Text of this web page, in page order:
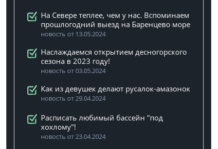
На Севере теплее, чем у нас. Вспоминаем
прошлогодний выезд на Баренцево море
новость от 13.05.2024
Наслаждаемся открытием десногорского
сезона в 2023 году!
новость от 03.05.2024
Как из девушек делают русалок-амазонок
новость от 29.04.2024
Расписать любимый бассейн "под
хохлому"!
новость от 23.04.2024